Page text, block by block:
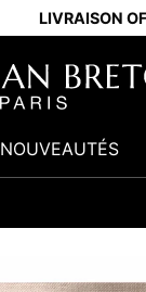
LIVRAISON
NOUVEAUTÉS